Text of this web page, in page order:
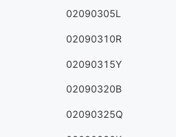
02090305L
02090310R
02090315Y
02090320B
02090325Q